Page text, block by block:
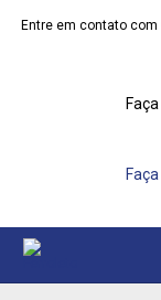
Entre em contato